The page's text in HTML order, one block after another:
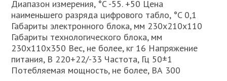
Диапазон измерения, °C -55. +50 Цена
наименьшего разряда цифрового табло, °C 0,1
Габариты электронного блока, мм 230х210х110
Габариты технологического блока, мм
230х110х350 Вес, не более, кг 16 Напряжение
питания, В 220+22/-33 Частота, Гц 50±1
Потебляемая мощность, не более, ВА 300